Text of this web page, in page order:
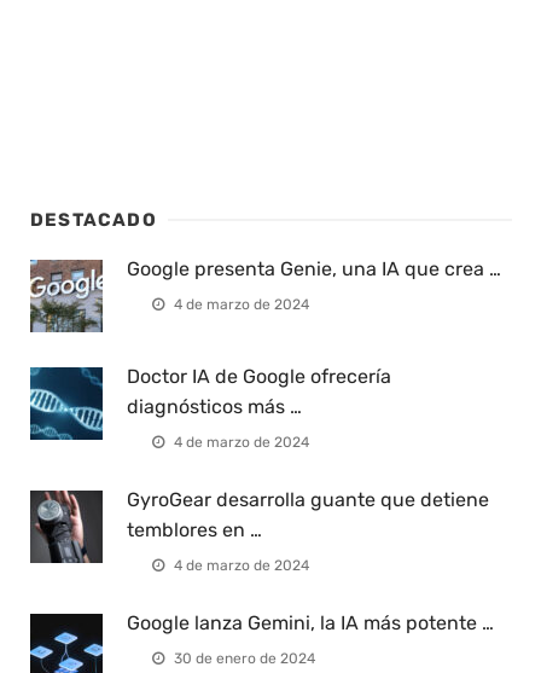
DESTACADO
Google presenta Genie, una IA que crea …
4 de marzo de 2024
Doctor IA de Google ofrecería
diagnósticos más …
4 de marzo de 2024
GyroGear desarrolla guante que detiene
temblores en …
4 de marzo de 2024
Google lanza Gemini, la IA más potente …
30 de enero de 2024